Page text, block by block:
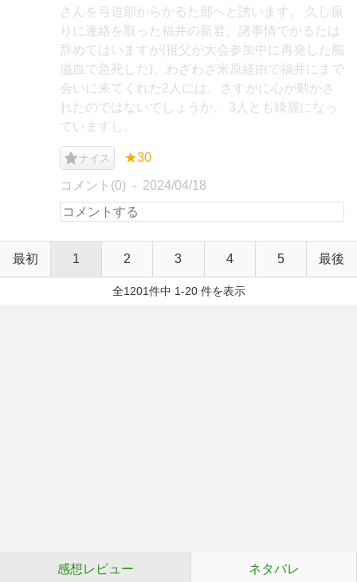
さんを弓道部からかるた部へと誘います。 久し振
りに連絡を取った福井の新君、諸事情でかるたは
辞めてはいますが(祖父が大会参加中に再発した脳
溢血で急死した)、わざわざ米原経由で福井にまで
会いに来てくれた2人には、さすがに心が動かさ
れたのではないでしょうか。 3人とも綺麗になっ
ていますし。
ナイス ★30
コメント(0) 2024/04/18
最初 1 2 3 4 5 最後
全1201件中 1-20 件を表示
感想レビュー ネタバレ